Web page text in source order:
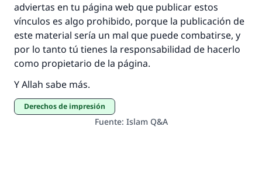
adviertas en tu página web que publicar estos
vínculos es algo prohibido, porque la publicación de
este material sería un mal que puede combatirse, y
por lo tanto tú tienes la responsabilidad de hacerlo
como propietario de la página.
Y Allah sabe más.
Derechos de impresión
Fuente: Islam Q&A